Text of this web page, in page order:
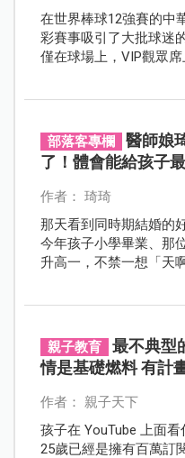
在世界棒球12強賽的中
彩賽事吸引了大批球迷
僅在球場上，VIP觀眾
部落客專欄
醫師娘
了！體會能給孩子
作者： 琦琦
那天看到同時期結婚的
今年孩子小學畢業、那
升高一，不禁一想「天
親子教育
最不典型
情是基礎燃料 有計
作者： 親子天下
孩子在 YouTube 上面
25歲已經是擁有百萬訂